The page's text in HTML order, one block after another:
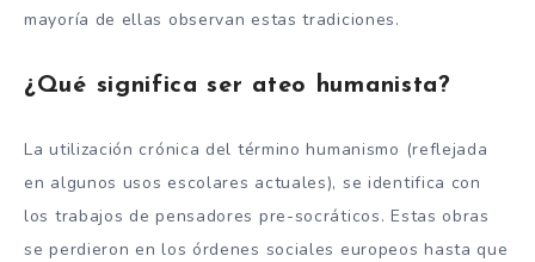
mayoría de ellas observan estas tradiciones.
¿Qué significa ser ateo humanista?
La utilización crónica del término humanismo (reflejada
en algunos usos escolares actuales), se identifica con
los trabajos de pensadores pre-socráticos. Estas obras
se perdieron en los órdenes sociales europeos hasta que